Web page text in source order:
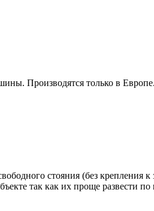
Производятся только в Европе.
стояния (без крепления
так как их проще развести по